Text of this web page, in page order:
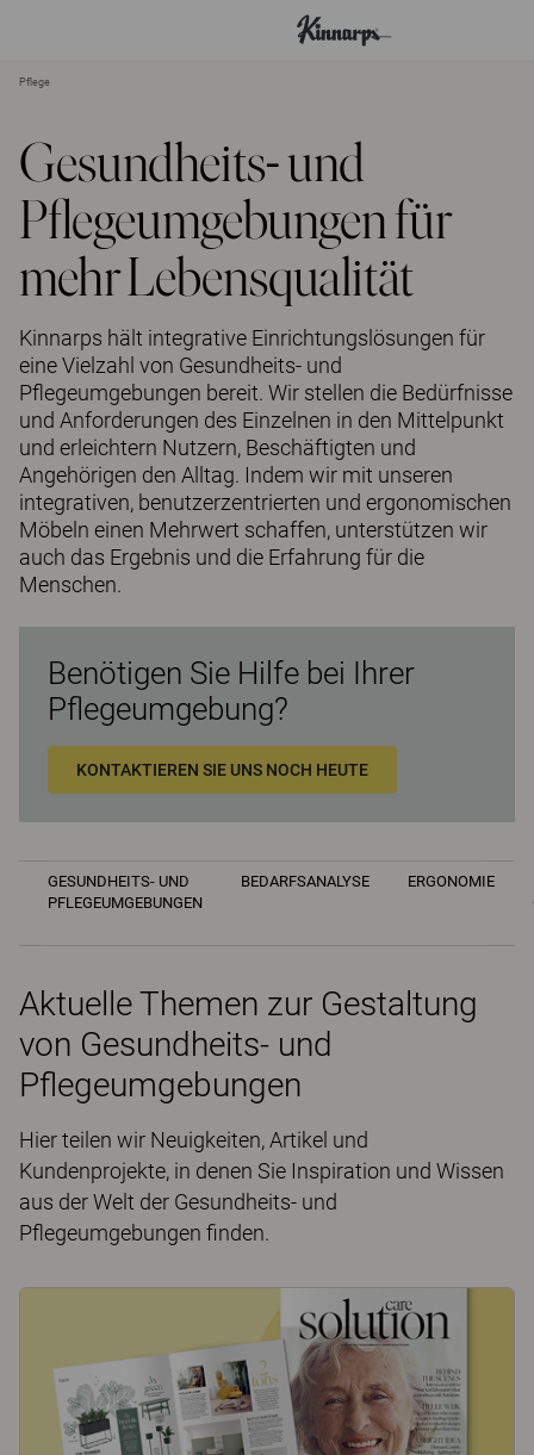
Pflege
Gesundheits- und
Pflegeumgebungen für
mehr Lebensqualität
Kinnarps hält integrative Einrichtungslösungen für
eine Vielzahl von Gesundheits- und
Pflegeumgebungen bereit. Wir stellen die Bedürfnisse
und Anforderungen des Einzelnen in den Mittelpunkt
und erleichtern Nutzern, Beschäftigten und
Angehörigen den Alltag. Indem wir mit unseren
integrativen, benutzerzentrierten und ergonomischen
Möbeln einen Mehrwert schaffen, unterstützen wir
auch das Ergebnis und die Erfahrung für die
Menschen.
Benötigen Sie Hilfe bei Ihrer
Pflegeumgebung?
KONTAKTIEREN SIE UNS NOCH HEUTE
GESUNDHEITS- UND
PFLEGEUMGEBUNGEN
BEDARFSANALYSE ERGONOMIE
Aktuelle Themen zur Gestaltung
von Gesundheits- und
Pflegeumgebungen
Hier teilen wir Neuigkeiten, Artikel und
Kundenprojekte, in denen Sie Inspiration und Wissen
aus der Welt der Gesundheits- und
Pflegeumgebungen finden.